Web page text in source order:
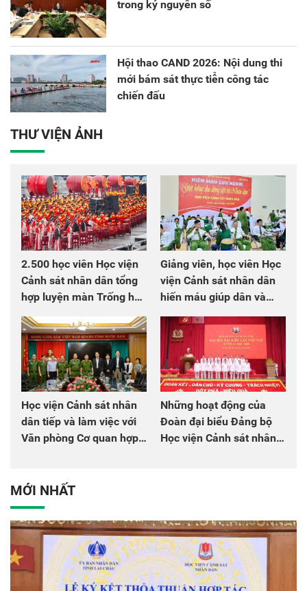
trong kỷ nguyên số
Hội thao CAND 2026: Nội dung thi
mới bám sát thực tiễn công tác
chiến đấu
THƯ VIỆN ẢNH
2.500 học viên Học viện
Cảnh sát nhân dân tổng
hợp luyện màn Trống hội
chào mừng Đại hội Đảng
Giảng viên, học viên Học
viện Cảnh sát nhân dân
hiến máu giúp dân và
đồng đội
Học viện Cảnh sát nhân
dân tiếp và làm việc với
Văn phòng Cơ quan hợp
Những hoạt động của
Đoàn đại biểu Đảng bộ
Học viện Cảnh sát nhân
MỚI NHẤT